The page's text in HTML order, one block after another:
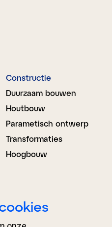
Constructie
Duurzaam bouwen
Houtbouw
Parametisch ontwerp
Transformaties
Hoogbouw
Projectondersteuning